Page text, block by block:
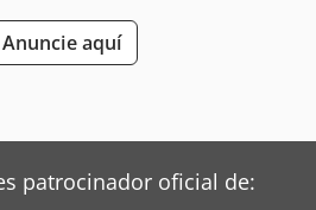
Anuncie aquí
patrocinador oficial de: